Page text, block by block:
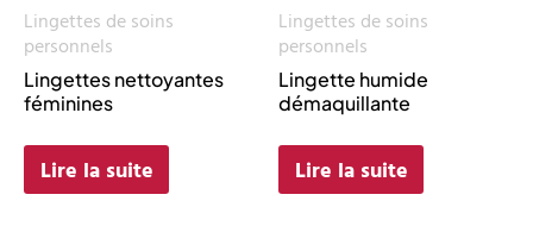
Lingettes de soins
personnels
Lingettes nettoyantes
féminines
Lire la suite
Lingettes de soins
personnels
Lingette humide
démaquillante
Lire la suite